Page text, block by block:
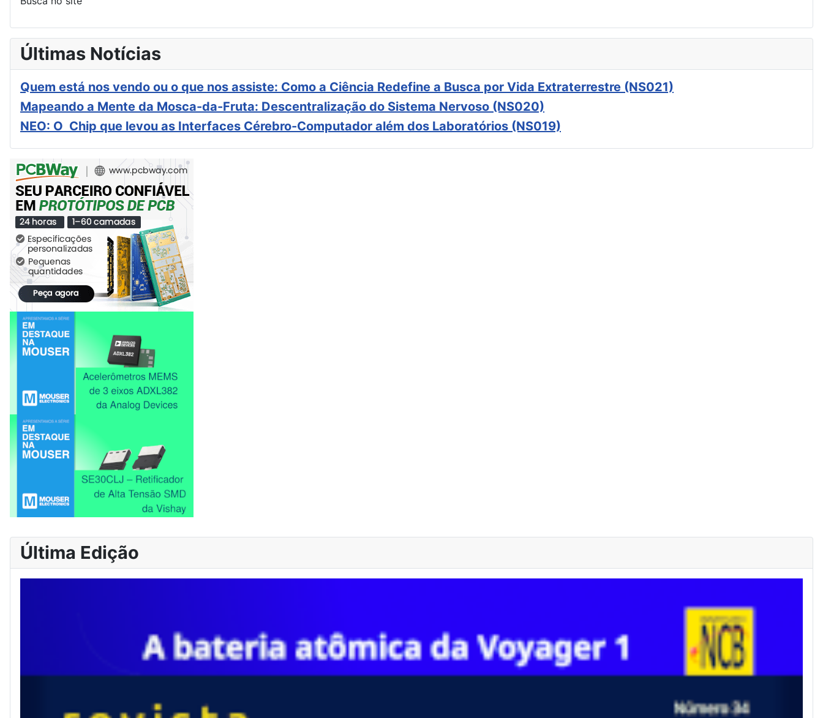
Últimas Notícias
Quem está nos vendo ou o que nos assiste: Como a Ciência Redefine a Busca por Vida Extraterrestre (NS021)
Mapeando a Mente da Mosca-da-Fruta: Descentralização do Sistema Nervoso (NS020)
NEO: O Chip que levou as Interfaces Cérebro-Computador além dos Laboratórios (NS019)
Última Edição